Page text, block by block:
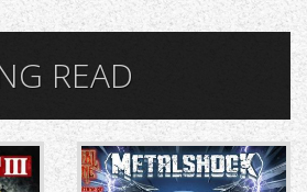
READ